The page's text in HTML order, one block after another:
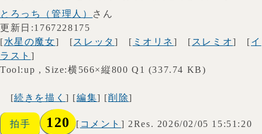
とろっち（管理人） さん
更新日:1767228175
[水星の魔女] [スレッタ ] [ ミオリネ] [ スレミオ] [イ
ラスト ]
Tool:up , Size:横566×縦800 Q1 (337.74 KB)
[続きを描く] [編集] [削除]
拍手 120 [ コメント] 2Res. 2026/02/05 15:51:20